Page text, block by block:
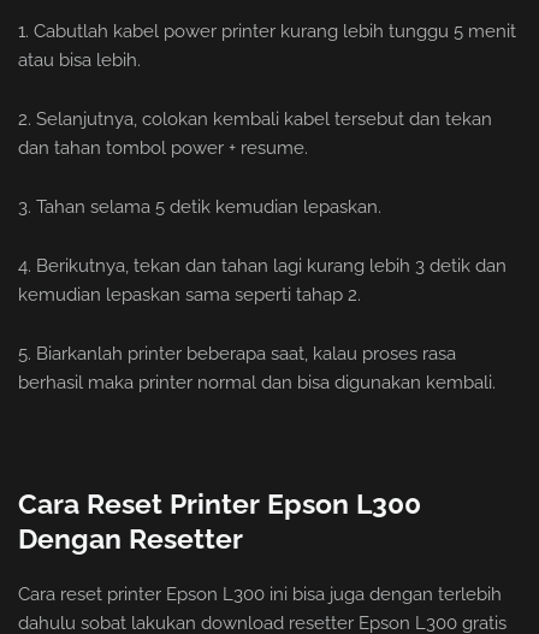
1. Cabutlah kabel power printer kurang lebih tunggu 5 menit
atau bisa lebih.
2. Selanjutnya, colokan kembali kabel tersebut dan tekan
dan tahan tombol power + resume.
3. Tahan selama 5 detik kemudian lepaskan.
4. Berikutnya, tekan dan tahan lagi kurang lebih 3 detik dan
kemudian lepaskan sama seperti tahap 2.
5. Biarkanlah printer beberapa saat, kalau proses rasa
berhasil maka printer normal dan bisa digunakan kembali.
Cara Reset Printer Epson L300
Dengan Resetter
Cara reset printer Epson L300 ini bisa juga dengan terlebih
dahulu sobat lakukan download resetter Epson L300 gratis